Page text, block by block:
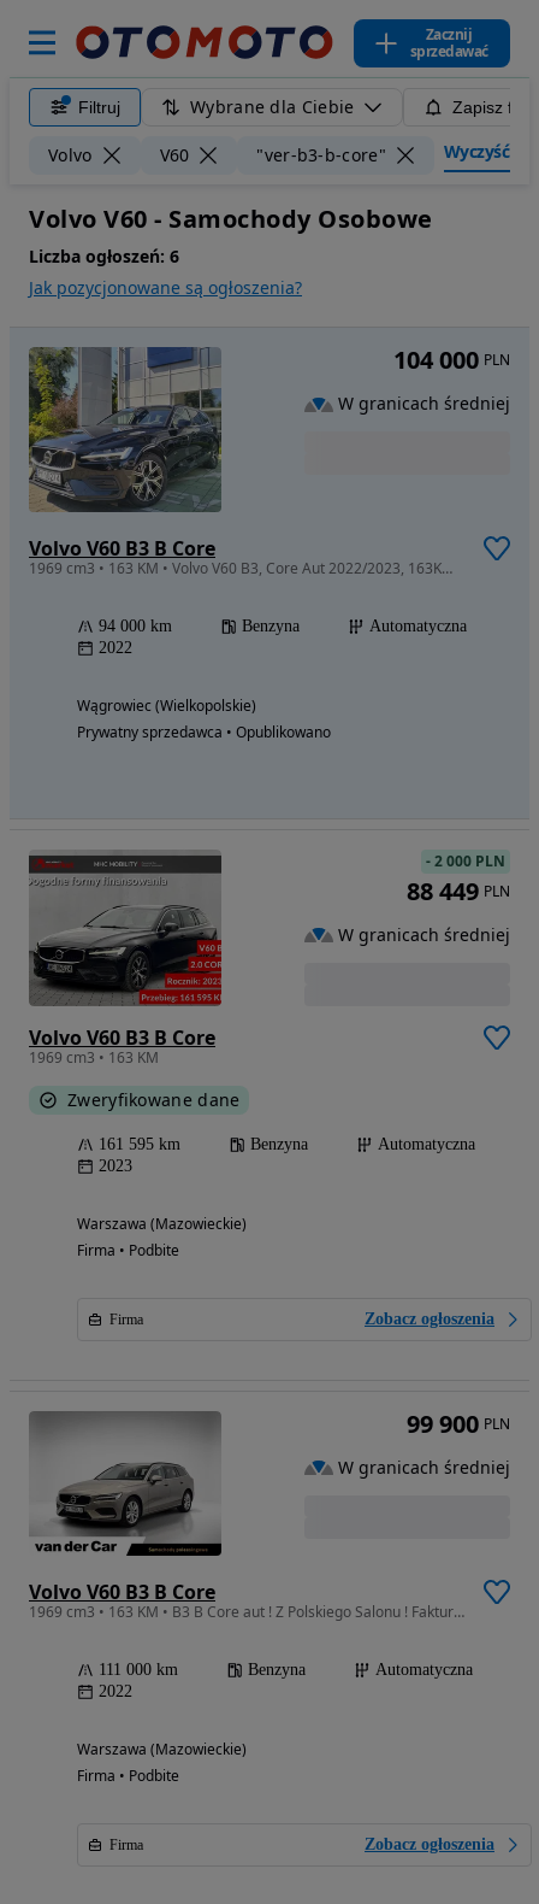
Zacznij
sprzedawać
Filtruj Wybrane dla Ciebie Zapisz
Volvo V60 "ver-b3-b-core" Wyczyść
Volvo V60 - Samochody Osobowe
Liczba ogłoszeń: 6
Jak pozycjonowane są ogłoszenia?
Volvo V60 B3 B Core
1969 cm3 • 163 KM • Volvo V60 B3, Core Aut 2022/2023, 163KM, FV23%, Gwarancja Volvo
94 000 km Benzyna
Automatyczna
2022
Wągrowiec (Wielkopolskie)
Prywatny sprzedawca • Opublikowano
104 000 PLN
W granicach średniej
Volvo V60 B3 B Core
1969 cm3 • 163 KM
Zweryfikowane dane
161 595 km Benzyna
Automatyczna
2023
Warszawa (Mazowieckie)
Firma • Podbite
Firma Zobacz ogłoszenia
-2 000 PLN
88 449 PLN
W granicach średniej
Volvo V60 B3 B Core
1969 cm3 • 163 KM • B3 B Core aut ! Z Polskiego Salonu ! Faktura Vat !
111 000 km Benzyna
Automatyczna
2022
Warszawa (Mazowieckie)
Firma • Podbite
Firma Zobacz ogłoszenia
99 900 PLN
W granicach średniej